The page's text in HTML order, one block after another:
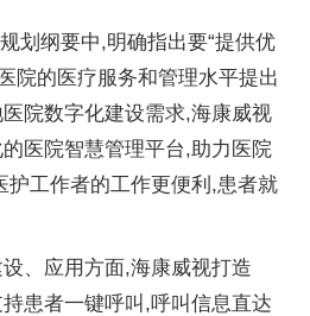
划纲要中,明确指出要“提供优
院的医疗服务和管理水平提出
院数字化建设需求,海康威视
医院智慧管理平台,助力医院
护工作者的工作更便利,患者就
、应用方面,海康威视打造
患者一键呼叫,呼叫信息直达